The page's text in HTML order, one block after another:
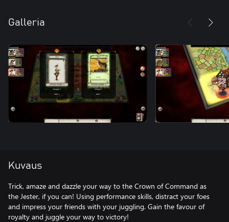
Galleria
Kuvaus
Trick, amaze and dazzle your way to the Crown of Command as
the Jester, if you can! Using performance skills, distract your foes
and impress your friends with your juggling. Gain the favour of
royalty and juggle your way to victory!